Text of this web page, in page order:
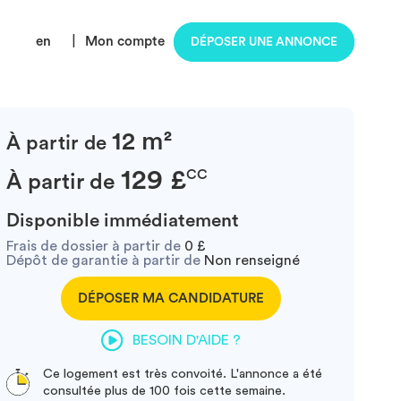
en Mon compte DÉPOSER UNE ANNONCE
À partir de 12 m²
À partir de 129 £CC
Disponible immédiatement
Frais de dossier à partir de 0 £
Dépôt de garantie à partir deNon renseigné
DÉPOSER MA CANDIDATURE
BESOIN D'AIDE ?
Ce logement est très convoité. L'annonce a été
consultée plus de 100 fois cette semaine.